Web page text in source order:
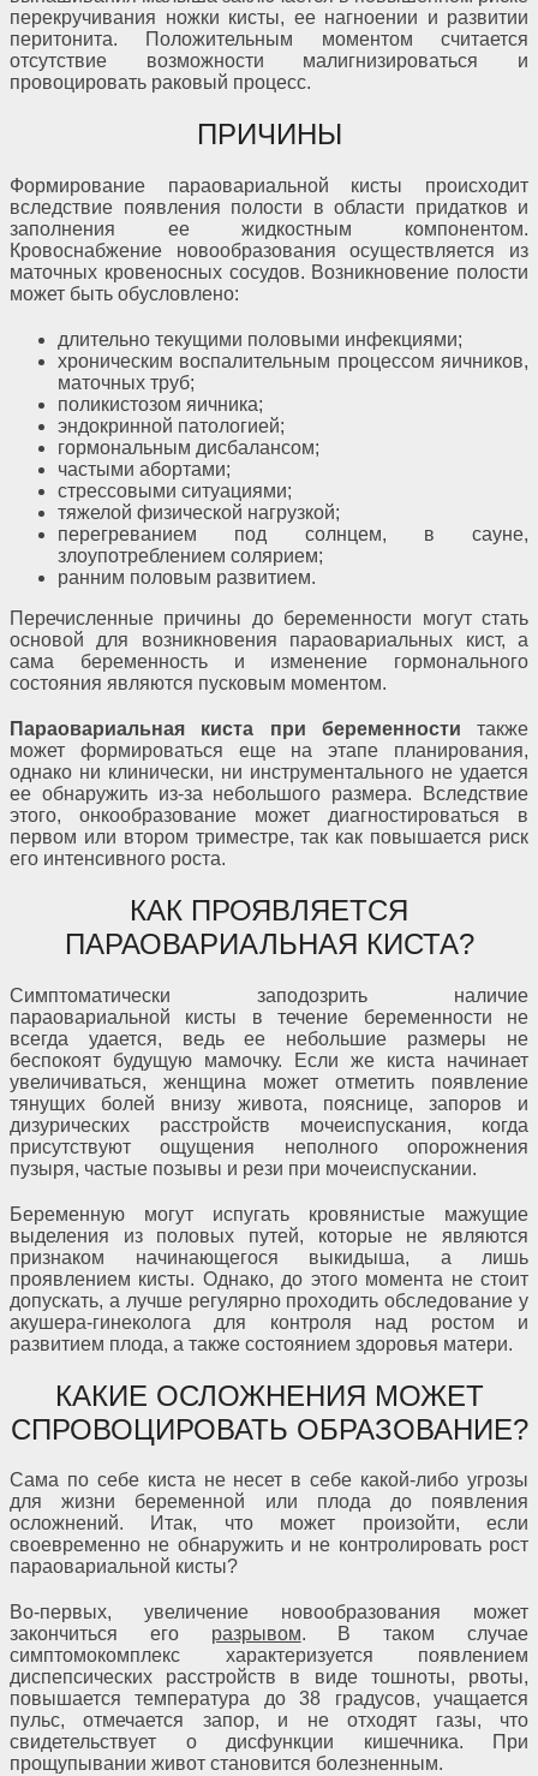
перекручивания ножки кисты, ее нагноении и развитии
перитонита. Положительным моментом считается
отсутствие возможности малигнизироваться и
провоцировать раковый процесс.
ПРИЧИНЫ
Формирование параовариальной кисты происходит
вследствие появления полости в области придатков и
заполнения ее жидкостным компонентом.
Кровоснабжение новообразования осуществляется из
маточных кровеносных сосудов. Возникновение полости
может быть обусловлено:
длительно текущими половыми инфекциями;
хроническим воспалительным процессом яичников,
маточных труб;
поликистозом яичника;
эндокринной патологией;
гормональным дисбалансом;
частыми абортами;
стрессовыми ситуациями;
тяжелой физической нагрузкой;
перегреванием под солнцем, в сауне,
злоупотреблением солярием;
ранним половым развитием.
Перечисленные причины до беременности могут стать
основой для возникновения параовариальных кист, а
сама беременность и изменение гормонального
состояния являются пусковым моментом.
Параовариальная киста при беременности также
может формироваться еще на этапе планирования,
однако ни клинически, ни инструментального не удается
ее обнаружить из-за небольшого размера. Вследствие
этого, онкообразование может диагностироваться в
первом или втором триместре, так как повышается риск
его интенсивного роста.
КАК ПРОЯВЛЯЕТСЯ
ПАРАОВАРИАЛЬНАЯ КИСТА?
Симптоматически заподозрить наличие
параовариальной кисты в течение беременности не
всегда удается, ведь ее небольшие размеры не
беспокоят будущую мамочку. Если же киста начинает
увеличиваться, женщина может отметить появление
тянущих болей внизу живота, пояснице, запоров и
дизурических расстройств мочеиспускания, когда
присутствуют ощущения неполного опорожнения
пузыря, частые позывы и рези при мочеиспускании.
Беременную могут испугать кровянистые мажущие
выделения из половых путей, которые не являются
признаком начинающегося выкидыша, а лишь
проявлением кисты. Однако, до этого момента не стоит
допускать, а лучше регулярно проходить обследование у
акушера-гинеколога для контроля над ростом и
развитием плода, а также состоянием здоровья матери.
КАКИЕ ОСЛОЖНЕНИЯ МОЖЕТ
СПРОВОЦИРОВАТЬ ОБРАЗОВАНИЕ?
Сама по себе киста не несет в себе какой-либо угрозы
для жизни беременной или плода до появления
осложнений. Итак, что может произойти, если
своевременно не обнаружить и не контролировать рост
параовариальной кисты?
Во-первых, увеличение новообразования может
закончиться его разрывом. В таком случае
симптомокомплекс характеризуется появлением
диспепсических расстройств в виде тошноты, рвоты,
повышается температура до 38 градусов, учащается
пульс, отмечается запор, и не отходят газы, что
свидетельствует о дисфункции кишечника. При
прощупывании живот становится болезненным.